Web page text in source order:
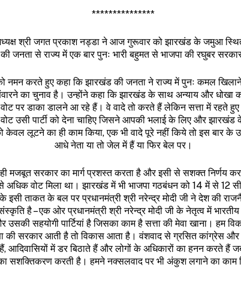
***************
अध्यक्ष श्री जगत प्रकाश नड्डा ने आज गुरूवार को झारखंड के जमुआ
जनता से राज्य में एक बार पुनः भारी बहुमत से भाजपा की रघुबर
नमन करते हुए कहा कि झारखंड की जनता ने राज्य में पुनः कमल
का चुनाव है। उन्होंने कहा कि झारखंड के साथ अन्याय और धोखा
पर डाका डालने आ रहे हैं। वे वादे तो करते हैं लेकिन सत्ता में रहते
उसी पार्टी को देना चाहिए जिसने आपकी भलाई के लिए और
केवल लूटने का ही काम किया, एक भी वादे पूरे नहीं किये तो इस बार के
आधे नेता या तो जेल में हैं या फिर बेल पर।
मजबूत सरकार का मार्ग प्रशस्त करता है और इसी से सशक्त निर्णय
वोट मिला था। झारखंड में भी भाजपा गठबंधन को 14 में से 12
ताकत के बल पर प्रधानमंत्री श्री नरेन्द्र मोदी जी ने देश की
है – एक ओर प्रधानमंत्री श्री नरेन्द्र मोदी जी के नेतृत्व में भारतीय
सहयोगी पार्टियां है जिसका काम है सत्ता की मेवा खाना। हम
की सरकार आती है तो विकास आता है। वंशवाद से ग्रसित कांग्रेस और
में डर बिठाते हैं और लोगों के अधिकारों का हनन करते हैं
का सशक्तिकरण करती है। हमने नक्सलवाद पर भी अंकुश लगाने का काम